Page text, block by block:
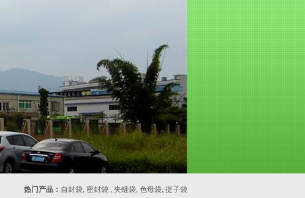
热门产品： 自封袋, 密封袋 , 夹链袋, 色母袋, 提子袋